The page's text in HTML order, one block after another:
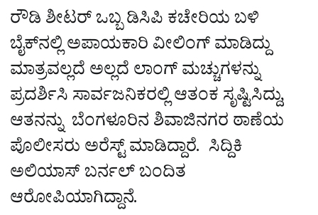
ರೌಡಿ ಶೀಟರ್‌ ಒಬ್ಬ ಡಿಸಿಪಿ ಕಚೇರಿಯ ಬಳಿ
ಬೈಕ್‌ನಲ್ಲಿ ಅಪಾಯಕಾರಿ ವೀಲಿಂಗ್‌ ಮಾಡಿದ್ದು
ಮಾತ್ರವಲ್ಲದೆ ಅಲ್ಲದೆ ಲಾಂಗ್ ಮಚ್ಚುಗಳನ್ನು
ಪ್ರದರ್ಶಿಸಿ ಸಾರ್ವಜನಿಕರಲ್ಲಿ ಆತಂಕ ಸೃಷ್ಟಿಸಿದ್ದು,
ಆತನನ್ನು ಬೆಂಗಳೂರಿನ ಶಿವಾಜಿನಗರ ಠಾಣೆಯ
ಪೊಲೀಸರು ಅರೆಸ್ಟ್ ಮಾಡಿದ್ದಾರೆ. ಸಿದ್ದಿಕಿ
ಅಲಿಯಾಸ್ ಬರ್ನಲ್ ಬಂದಿತ
ಆರೋಪಿಯಾಗಿದ್ದಾನೆ.